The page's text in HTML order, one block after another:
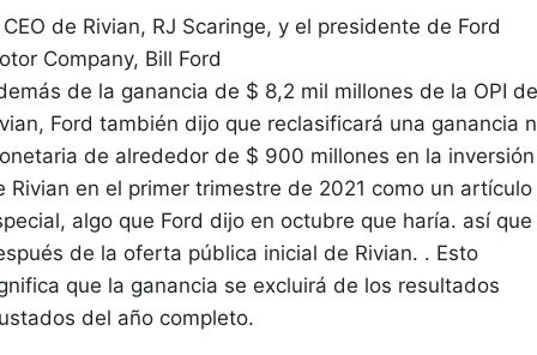
CEO de Rivian, RJ Scaringe, y el presidente de Ford
Company, Bill Ford
de la ganancia de $ 8,2 mil millones de la OPI de
Ford también dijo que reclasificará una ganancia
de alrededor de $ 900 millones en la inversión
Rivian en el primer trimestre de 2021 como un artículo
algo que Ford dijo en octubre que haría. así que
de la oferta pública inicial de Rivian. . Esto
que la ganancia se excluirá de los resultados
del año completo.